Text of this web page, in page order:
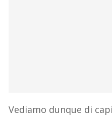
Vediamo dunque di